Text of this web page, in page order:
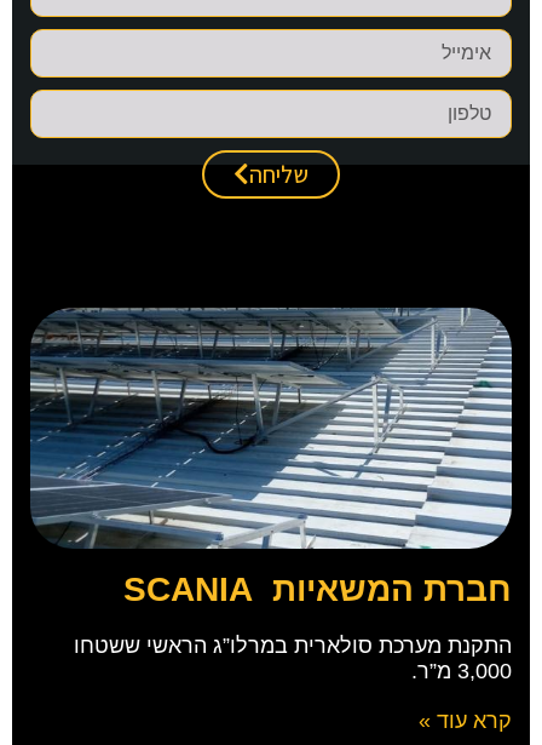
שליחה
חברת המשאיות SCANIA
התקנת מערכת סולארית במרלו”ג הראשי ששטחו
3,000 מ”ר.
קרא עוד »